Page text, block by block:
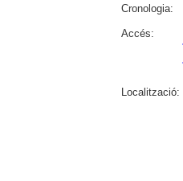
Cronologia:
Accés:
Localització: